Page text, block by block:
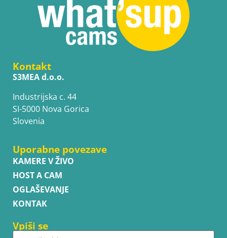
Kontakt
S3MEA d.o.o.
Industrijska c. 44
SI-5000 Nova Gorica
Slovenia
Uporabne povezave
KAMERE V ŽIVO
HOST A CAM
OGLAŠEVANJE
KONTAK
Vpiši se